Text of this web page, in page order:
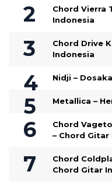
Chord Vierra
Indonesia
Chord Drive
Indonesia
Nidji –
Metallica –
Chord
– Chord Gitar
Chord
Chord Gitar